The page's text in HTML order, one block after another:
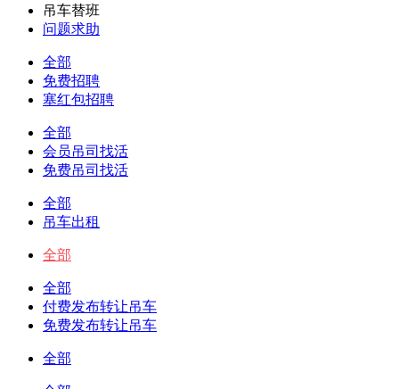
吊车替班
问题求助
全部
免费招聘
塞红包招聘
全部
会员吊司找活
免费吊司找活
全部
吊车出租
全部
全部
付费发布转让吊车
免费发布转让吊车
全部